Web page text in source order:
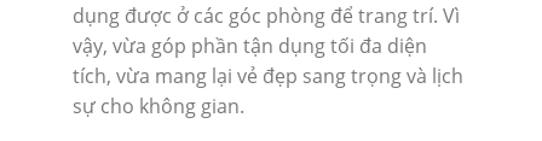
dụng được ở các góc phòng để trang trí. Vì
vậy, vừa góp phần tận dụng tối đa diện
tích, vừa mang lại vẻ đẹp sang trọng và lịch
sự cho không gian.